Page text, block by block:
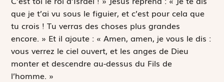
que je t’ai vu sous le figuier, et c’est pour cela que
tu crois ! Tu verras des choses plus grandes
encore. » Et il ajoute : « Amen, amen, je vous le dis :
vous verrez le ciel ouvert, et les anges de Dieu
monter et descendre au-dessus du Fils de
l’homme. »